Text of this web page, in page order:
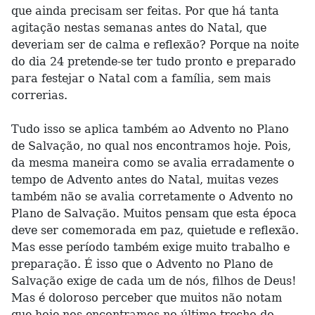
que ainda precisam ser feitas. Por que há tanta
agitação nestas semanas antes do Natal, que
deveriam ser de calma e reflexão? Porque na noite
do dia 24 pretende-se ter tudo pronto e preparado
para festejar o Natal com a família, sem mais
correrias.
Tudo isso se aplica também ao Advento no Plano
de Salvação, no qual nos encontramos hoje. Pois,
da mesma maneira como se avalia erradamente o
tempo de Advento antes do Natal, muitas vezes
também não se avalia corretamente o Advento no
Plano de Salvação. Muitos pensam que esta época
deve ser comemorada em paz, quietude e reflexão.
Mas esse período também exige muito trabalho e
preparação. É isso que o Advento no Plano de
Salvação exige de cada um de nós, filhos de Deus!
Mas é doloroso perceber que muitos não notam